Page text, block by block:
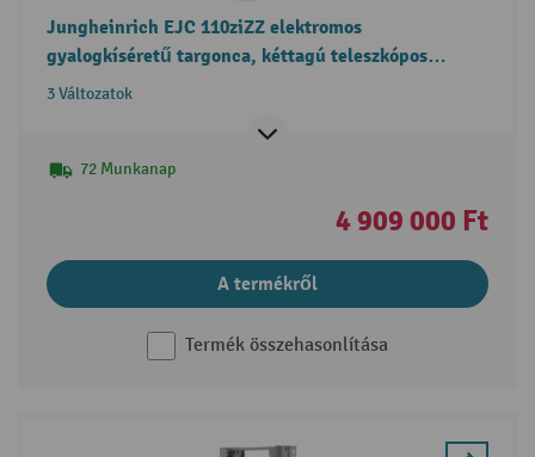
Jungheinrich EJC 110ziZZ elektromos
gyalogkíséretű targonca, kéttagú teleszkópos
emelőoszlop, két raklap egyidejű kezelése
3 Változatok
72 Munkanap
4 909 000 Ft
A termékről
Termék összehasonlítása